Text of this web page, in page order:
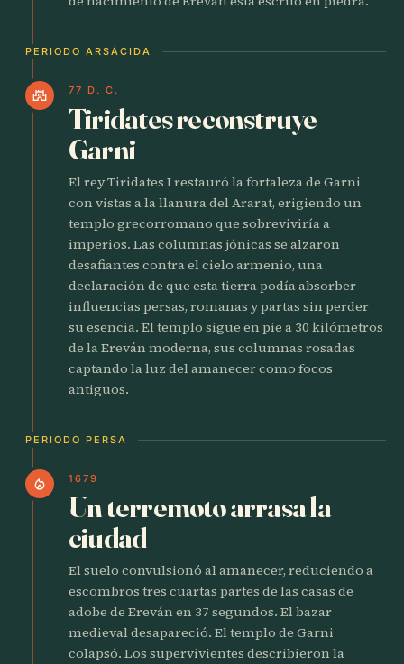
PERIODO ARSÁCIDA
castle 77 D. C.
Tiridates reconstruye
Garni
El rey Tiridates I restauró la fortaleza de Garni
con vistas a la llanura del Ararat, erigiendo un
templo grecorromano que sobreviviría a
imperios. Las columnas jónicas se alzaron
desafiantes contra el cielo armenio, una
declaración de que esta tierra podía absorber
influencias persas, romanas y partas sin perder
su esencia. El templo sigue en pie a 30 kilómetros
de la Ereván moderna, sus columnas rosadas
captando la luz del amanecer como focos
antiguos.
PERIODO PERSA
local_fire_department 1679
Un terremoto arrasa la
ciudad
El suelo convulsionó al amanecer, reduciendo a
escombros tres cuartas partes de las casas de
adobe de Ereván en 37 segundos. El bazar
medieval desapareció. El templo de Garni
colapsó. Los supervivientes describieron la